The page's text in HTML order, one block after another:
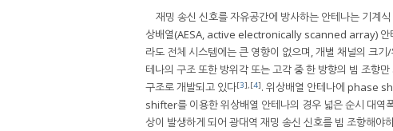
재밍 송신 신호를 자유공간에 방사하는 안테나는 기
상배열(AESA, active electronically scanned array) 안
라도 전체 시스템에는 큰 영향이 없으며, 개별 채널의 크
테나의 구조 또한 방위각 또는 고각 중 한 방향의 빔 조향
구조로 개발되고 있다[3],[4]. 위상배열 안테나에 phase
shifter를 이용한 위상배열 안테나의 경우 넓은 순시 대
상이 발생하게 되어 광대역 재밍 송신 신호를 빔 조향해야